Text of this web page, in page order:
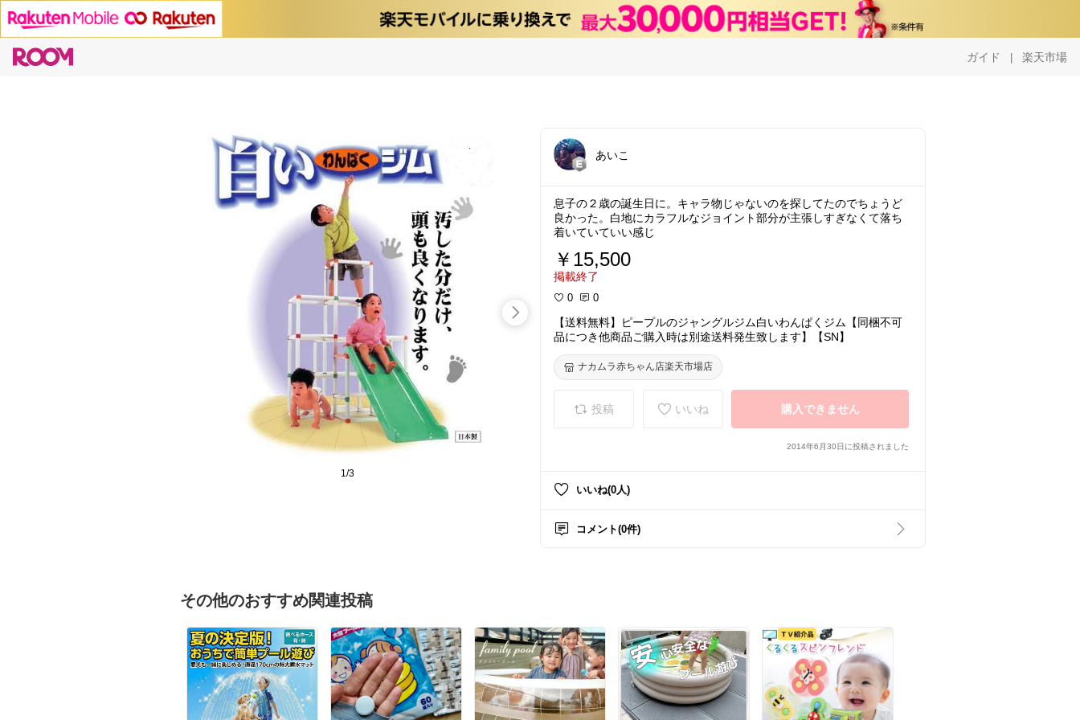
ガイド | 楽天市場
1/3
あいこ
息子の２歳の誕生日に。キャラ物じゃないのを探してたのでちょうど
良かった。白地にカラフルなジョイント部分が主張しすぎなくて落ち
着いていていい感じ
￥15,500
掲載終了
0 0
【送料無料】ピープルのジャングルジム白いわんぱくジム【同梱不可
品につき他商品ご購入時は別途送料発生致します】【SN】
ナカムラ赤ちゃん店楽天市場店
投稿 いいね 購入できません
2014年6月30日に投稿されました
いいね(0人)
コメント(0件)
その他のおすすめ関連投稿